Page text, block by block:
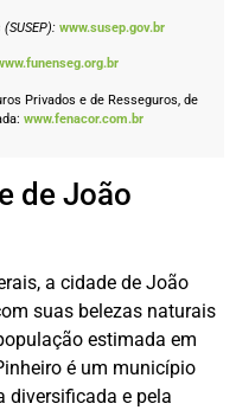
www.susep.gov.br
Privados e de Resseguros, de
www.fenacor.com.br
de João
a cidade de João
suas belezas naturais
estimada em
é um município
diversificada e pela